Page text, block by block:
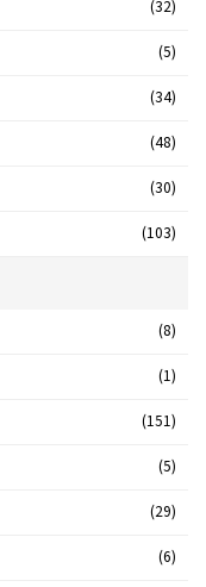
(32)
(5)
(34)
(48)
(30)
(103)
(8)
(1)
(151)
(5)
(29)
(6)